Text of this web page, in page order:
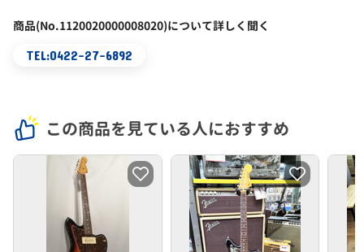
商品(No.1120020000008020)について詳しく聞く
TEL:0422-27-6892
この商品を見ている人におすすめ